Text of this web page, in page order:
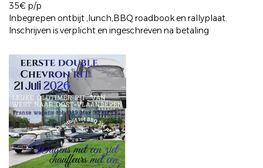
35€ p/p
Inbegrepen ontbijt ,lunch,BBQ roadbook en rallyplaat.
Inschrijven is verplicht en ingeschreven na betaling